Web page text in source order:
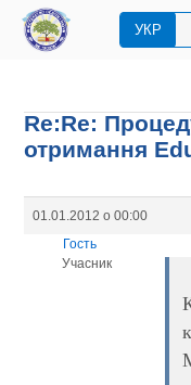
УКР
Re:Re:
отримання
01.01.2012 о 00:00
Гость
Учасник